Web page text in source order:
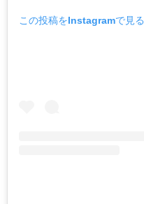
この投稿をInstagramで見る